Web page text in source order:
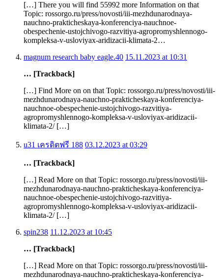
[…] There you will find 55992 more Information on that
Topic: rossorgo.ru/press/novosti/iii-mezhdunarodnaya-
nauchno-prakticheskaya-konferenciya-nauchnoe-
obespechenie-ustojchivogo-razvitiya-agropromyshlennogo-
kompleksa-v-usloviyax-aridizacii-klimata-2…
magnum research baby eagle.40 15.11.2023 at 10:31
… [Trackback]
[…] Find More on on that Topic: rossorgo.ru/press/novosti/iii-
mezhdunarodnaya-nauchno-prakticheskaya-konferenciya-
nauchnoe-obespechenie-ustojchivogo-razvitiya-
agropromyshlennogo-kompleksa-v-usloviyax-aridizacii-
klimata-2/ […]
u31 เครดิตฟรี 188 03.12.2023 at 03:29
… [Trackback]
[…] Read More on that Topic: rossorgo.ru/press/novosti/iii-
mezhdunarodnaya-nauchno-prakticheskaya-konferenciya-
nauchnoe-obespechenie-ustojchivogo-razvitiya-
agropromyshlennogo-kompleksa-v-usloviyax-aridizacii-
klimata-2/ […]
spin238 11.12.2023 at 10:45
… [Trackback]
[…] Read More on that Topic: rossorgo.ru/press/novosti/iii-
mezhdunarodnaya-nauchno-prakticheskaya-konferenciya-